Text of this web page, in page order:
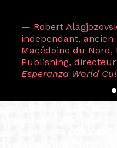
— Robert
indépendant,
Macédoine du
Publishing,
Esperanza World